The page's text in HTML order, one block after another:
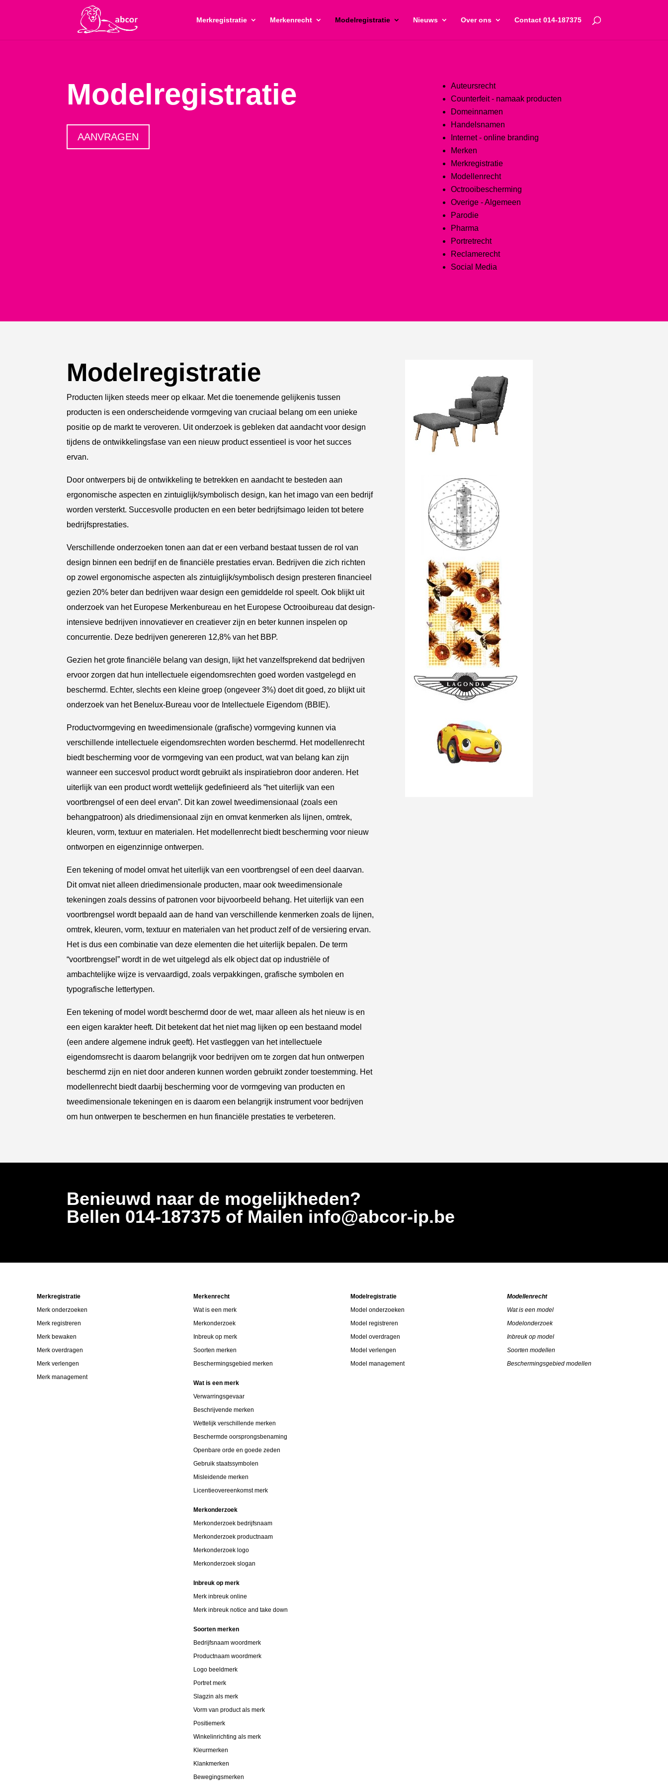
Merkregistratie Merkenrecht Modelregistratie Nieuws Over ons Contact 014-187375
Modelregistratie
AANVRAGEN
Auteursrecht
Counterfeit - namaak producten
Domeinnamen
Handelsnamen
Internet - online branding
Merken
Merkregistratie
Modellenrecht
Octrooibescherming
Overige - Algemeen
Parodie
Pharma
Portretrecht
Reclamerecht
Social Media
Modelregistratie
Producten lijken steeds meer op elkaar. Met die toenemende gelijkenis tussen
producten is een onderscheidende vormgeving van cruciaal belang om een unieke
positie op de markt te veroveren. Uit onderzoek is gebleken dat aandacht voor design
tijdens de ontwikkelingsfase van een nieuw product essentieel is voor het succes
ervan.
Door ontwerpers bij de ontwikkeling te betrekken en aandacht te besteden aan
ergonomische aspecten en zintuiglijk/symbolisch design, kan het imago van een bedrijf
worden versterkt. Succesvolle producten en een beter bedrijfsimago leiden tot betere
bedrijfsprestaties.
Verschillende onderzoeken tonen aan dat er een verband bestaat tussen de rol van
design binnen een bedrijf en de financiële prestaties ervan. Bedrijven die zich richten
op zowel ergonomische aspecten als zintuiglijk/symbolisch design presteren financieel
gezien 20% beter dan bedrijven waar design een gemiddelde rol speelt. Ook blijkt uit
onderzoek van het Europese Merkenbureau en het Europese Octrooibureau dat design-
intensieve bedrijven innovatiever en creatiever zijn en beter kunnen inspelen op
concurrentie. Deze bedrijven genereren 12,8% van het BBP.
Gezien het grote financiële belang van design, lijkt het vanzelfsprekend dat bedrijven
ervoor zorgen dat hun intellectuele eigendomsrechten goed worden vastgelegd en
beschermd. Echter, slechts een kleine groep (ongeveer 3%) doet dit goed, zo blijkt uit
onderzoek van het Benelux-Bureau voor de Intellectuele Eigendom (BBIE).
Productvormgeving en tweedimensionale (grafische) vormgeving kunnen via
verschillende intellectuele eigendomsrechten worden beschermd. Het modellenrecht
biedt bescherming voor de vormgeving van een product, wat van belang kan zijn
wanneer een succesvol product wordt gebruikt als inspiratiebron door anderen. Het
uiterlijk van een product wordt wettelijk gedefinieerd als “het uiterlijk van een
voortbrengsel of een deel ervan”. Dit kan zowel tweedimensionaal (zoals een
behangpatroon) als driedimensionaal zijn en omvat kenmerken als lijnen, omtrek,
kleuren, vorm, textuur en materialen. Het modellenrecht biedt bescherming voor nieuw
ontworpen en eigenzinnige ontwerpen.
Een tekening of model omvat het uiterlijk van een voortbrengsel of een deel daarvan.
Dit omvat niet alleen driedimensionale producten, maar ook tweedimensionale
tekeningen zoals dessins of patronen voor bijvoorbeeld behang. Het uiterlijk van een
voortbrengsel wordt bepaald aan de hand van verschillende kenmerken zoals de lijnen,
omtrek, kleuren, vorm, textuur en materialen van het product zelf of de versiering ervan.
Het is dus een combinatie van deze elementen die het uiterlijk bepalen. De term
“voortbrengsel” wordt in de wet uitgelegd als elk object dat op industriële of
ambachtelijke wijze is vervaardigd, zoals verpakkingen, grafische symbolen en
typografische lettertypen.
Een tekening of model wordt beschermd door de wet, maar alleen als het nieuw is en
een eigen karakter heeft. Dit betekent dat het niet mag lijken op een bestaand model
(een andere algemene indruk geeft). Het vastleggen van het intellectuele
eigendomsrecht is daarom belangrijk voor bedrijven om te zorgen dat hun ontwerpen
beschermd zijn en niet door anderen kunnen worden gebruikt zonder toestemming. Het
modellenrecht biedt daarbij bescherming voor de vormgeving van producten en
tweedimensionale tekeningen en is daarom een belangrijk instrument voor bedrijven
om hun ontwerpen te beschermen en hun financiële prestaties te verbeteren.
Benieuwd naar de mogelijkheden?
Bellen 014-187375 of Mailen info@abcor-ip.be
Merkregistratie
Merk onderzoeken
Merk registreren
Merk bewaken
Merk overdragen
Merk verlengen
Merk management
Merkenrecht
Wat is een merk
Merkonderzoek
Inbreuk op merk
Soorten merken
Beschermingsgebied merken
Wat is een merk
Verwarringsgevaar
Beschrijvende merken
Wettelijk verschillende merken
Beschermde oorsprongsbenaming
Openbare orde en goede zeden
Gebruik staatssymbolen
Misleidende merken
Licentieovereenkomst merk
Merkonderzoek
Merkonderzoek bedrijfsnaam
Merkonderzoek productnaam
Merkonderzoek logo
Merkonderzoek slogan
Inbreuk op merk
Merk inbreuk online
Merk inbreuk notice and take down
Soorten merken
Bedrijfsnaam woordmerk
Productnaam woordmerk
Logo beeldmerk
Portret merk
Slagzin als merk
Vorm van product als merk
Positiemerk
Winkelinrichting als merk
Kleurmerken
Klankmerken
Bewegingsmerken
Modelregistratie
Model onderzoeken
Model registreren
Model overdragen
Model verlengen
Model management
Modellenrecht
Wat is een model
Modelonderzoek
Inbreuk op model
Soorten modellen
Beschermingsgebied modellen